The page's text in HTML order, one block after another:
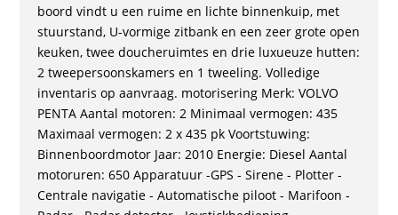
boord vindt u een ruime en lichte binnenkuip, met
stuurstand, U-vormige zitbank en een zeer grote open
keuken, twee doucheruimtes en drie luxueuze hutten:
2 tweepersoonskamers en 1 tweeling. Volledige
inventaris op aanvraag. motorisering Merk: VOLVO
PENTA Aantal motoren: 2 Minimaal vermogen: 435
Maximaal vermogen: 2 x 435 pk Voortstuwing:
Binnenboordmotor Jaar: 2010 Energie: Diesel Aantal
motoruren: 650 Apparatuur -GPS - Sirene - Plotter -
Centrale navigatie - Automatische piloot - Marifoon -